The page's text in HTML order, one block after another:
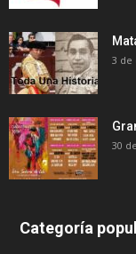
3 de
30
Categoría